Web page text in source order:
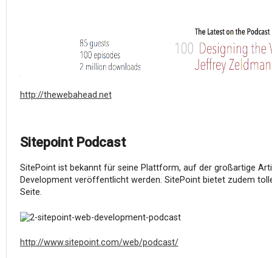
http://thewebahead.net
Sitepoint Podcast
SitePoint ist bekannt für seine Plattform, auf der großartige
Development veröffentlicht werden. SitePoint bietet zudem
Seite.
http://www.sitepoint.com/web/podcast/